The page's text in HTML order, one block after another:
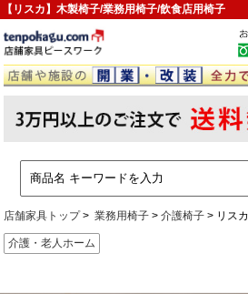
【リスカ】木製椅子/業務用椅子/飲食店用椅子
店舗家具トップ 業務用椅子 介護椅子 リスカ
介護・老人ホーム